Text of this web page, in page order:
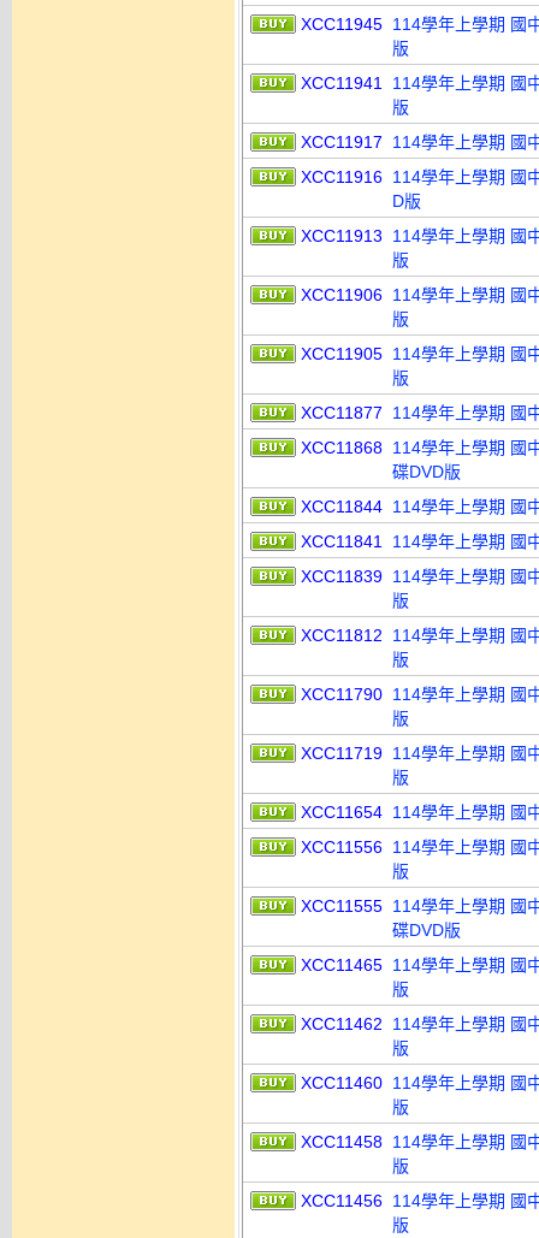
XCC11945 114學年上學期 國
版
XCC11941
114學年上學期 國
版
XCC11917
114學年上學期 國
XCC11916 114學年上學期 國
D版
XCC11913
114學年上學期 國
版
XCC11906 114學年上學期 國
版
XCC11905 114學年上學期 國
版
XCC11877
114學年上學期 國
XCC11868 114學年上學期 國
碟DVD版
XCC11844 114學年上學期 國
XCC11841
114學年上學期 國
XCC11839 114學年上學期 國
版
XCC11812
114學年上學期 國
版
XCC11790 114學年上學期 國
版
XCC11719 114學年上學期 國
版
XCC11654 114學年上學期 國
XCC11556 114學年上學期 國
版
XCC11555 114學年上學期 國
碟DVD版
XCC11465 114學年上學期 國
版
XCC11462
114學年上學期 國
版
XCC11460 114學年上學期 國
版
XCC11458 114學年上學期 國
版
XCC11456 114學年上學期 國
版